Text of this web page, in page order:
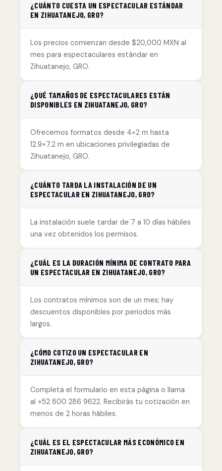
¿CUÁNTO CUESTA UN ESPECTACULAR ESTÁNDAR
EN ZIHUATANEJO, GRO?
Los precios comienzan desde $20,000 MXN al
mes para espectaculares estándar en
Zihuatanejo, GRO.
¿QUÉ TAMAÑOS DE ESPECTACULARES ESTÁN
DISPONIBLES EN ZIHUATANEJO, GRO?
Ofrecemos formatos desde 4×2 m hasta
12.9×7.2 m en ubicaciones privilegiadas de
Zihuatanejo, GRO.
¿CUÁNTO TARDA LA INSTALACIÓN DE UN
ESPECTACULAR EN ZIHUATANEJO, GRO?
La instalación suele tardar de 7 a 10 días hábiles
una vez obtenidos los permisos.
¿CUÁL ES LA DURACIÓN MÍNIMA DE CONTRATO PARA
UN ESPECTACULAR EN ZIHUATANEJO, GRO?
Los contratos mínimos son de un mes; hay
descuentos disponibles por periodos más
largos.
¿CÓMO COTIZO UN ESPECTACULAR EN
ZIHUATANEJO, GRO?
Completa el formulario en esta página o llama
al +52 800 286 9622. Recibirás tu cotización en
menos de 2 horas hábiles.
¿CUÁL ES EL ESPECTACULAR MÁS ECONÓMICO EN
ZIHUATANEJO, GRO?